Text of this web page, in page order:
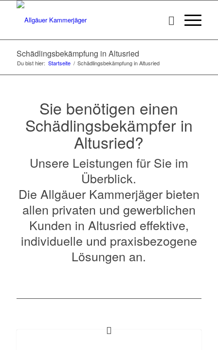
Schädlingsbekämpfung in Altusried
Du bist hier: Startseite / Schädlingsbekämpfung in Altusried
Sie benötigen einen
Schädlingsbekämpfer in
Altusried?
Unsere Leistungen für Sie im
Überblick.
Die Allgäuer Kammerjäger bieten
allen privaten und gewerblichen
Kunden in Altusried effektive,
individuelle und praxisbezogene
Lösungen an.